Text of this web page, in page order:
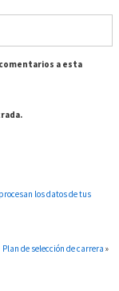
a esta
los datos de tus
Plan de selección de carrera »